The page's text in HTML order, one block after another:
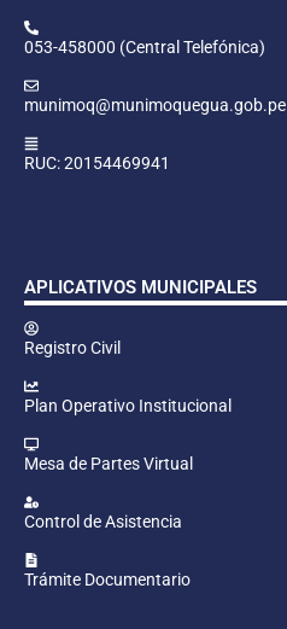
053-458000 (Central Telefónica)
munimoq@munimoquegua.gob.pe
RUC: 20154469941
APLICATIVOS MUNICIPALES
Registro Civil
Plan Operativo Institucional
Mesa de Partes Virtual
Control de Asistencia
Trámite Documentario